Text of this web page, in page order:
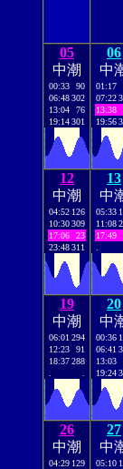
05
中潮
00:33
90
06:48302
13:04
76
19:14301
06
中
01:17
07:22
13:38
19:56
12
中潮
04:52 126
10:30309
17:06
23
23:48311
13
中
05:33
11:08
17:49
19
中潮
06:01 294
12:23
91
18:37288
20
中
00:36
06:41
13:03
19:24
26
中潮
04:29 129
27
中
05:10